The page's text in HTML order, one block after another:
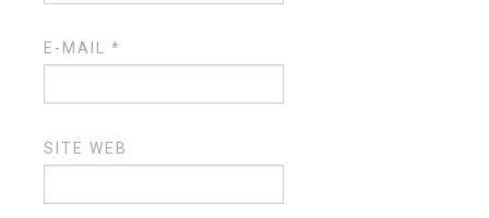
E-MAIL*
SITE WEB